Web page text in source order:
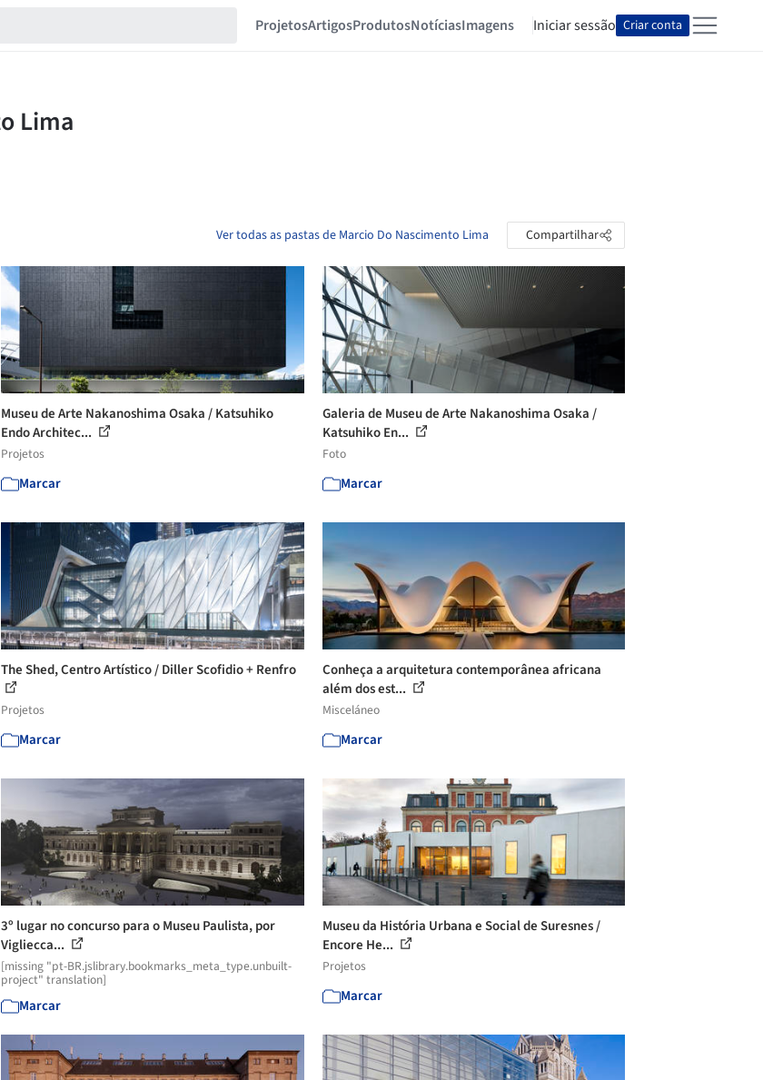
ProjetosArtigosProdutosNotíciasImagens Iniciar sessão Criar conta
Ver todas as pastas de Marcio Do Nascimento Lima Compartilhar
Museu de Arte Nakanoshima Osaka / Katsuhiko
Endo Architec...
Projetos
Marcar
Galeria de Museu de Arte Nakanoshima Osaka /
Katsuhiko En...
Foto
Marcar
The Shed, Centro Artístico / Diller Scofidio + Renfro
Projetos
Marcar
Conheça a arquitetura contemporânea africana
além dos est...
Misceláneo
Marcar
3º lugar no concurso para o Museu Paulista, por
Vigliecca...
[missing "pt-BR.jslibrary.bookmarks_meta_type.unbuilt-
project" translation]
Marcar
Museu da História Urbana e Social de Suresnes /
Encore He...
Projetos
Marcar